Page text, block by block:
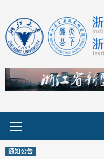
content
通知公告